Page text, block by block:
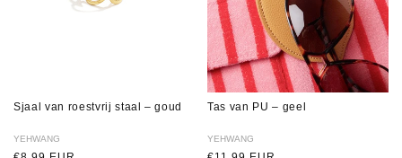
Sjaal van roestvrij staal – goud
Verkoper:
YEHWANG
Tas van PU – geel
Verkoper:
YEHWANG